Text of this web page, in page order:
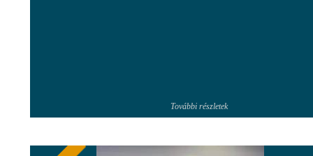
További részletek